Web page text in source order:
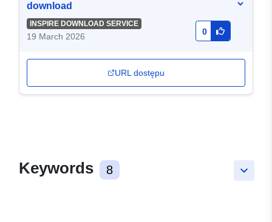
download
INSPIRE DOWNLOAD SERVICE
19 March 2026 0
URL dostępu
keyboard_arrow_down
Keywords 8